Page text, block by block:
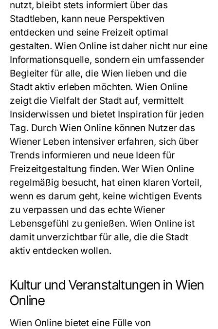
nutzt, bleibt stets informiert über das
Stadtleben, kann neue Perspektiven
entdecken und seine Freizeit optimal
gestalten. Wien Online ist daher nicht nur eine
Informationsquelle, sondern ein umfassender
Begleiter für alle, die Wien lieben und die
Stadt aktiv erleben möchten. Wien Online
zeigt die Vielfalt der Stadt auf, vermittelt
Insiderwissen und bietet Inspiration für jeden
Tag. Durch Wien Online können Nutzer das
Wiener Leben intensiver erfahren, sich über
Trends informieren und neue Ideen für
Freizeitgestaltung finden. Wer Wien Online
regelmäßig besucht, hat einen klaren Vorteil,
wenn es darum geht, keine wichtigen Events
zu verpassen und das echte Wiener
Lebensgefühl zu genießen. Wien Online ist
damit unverzichtbar für alle, die die Stadt
aktiv entdecken wollen.
Kultur und Veranstaltungen in Wien
Online
Wien Online bietet eine Fülle von